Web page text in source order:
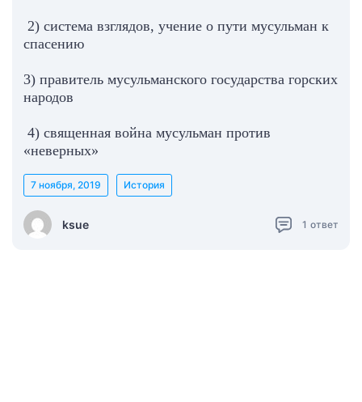
2) система взглядов, учение о пути мусульман к
спасению
3) правитель мусульманского государства горских
народов
4) священная война мусульман против
«неверных»
ksue
7 ноября, 2019 История
1 ответ